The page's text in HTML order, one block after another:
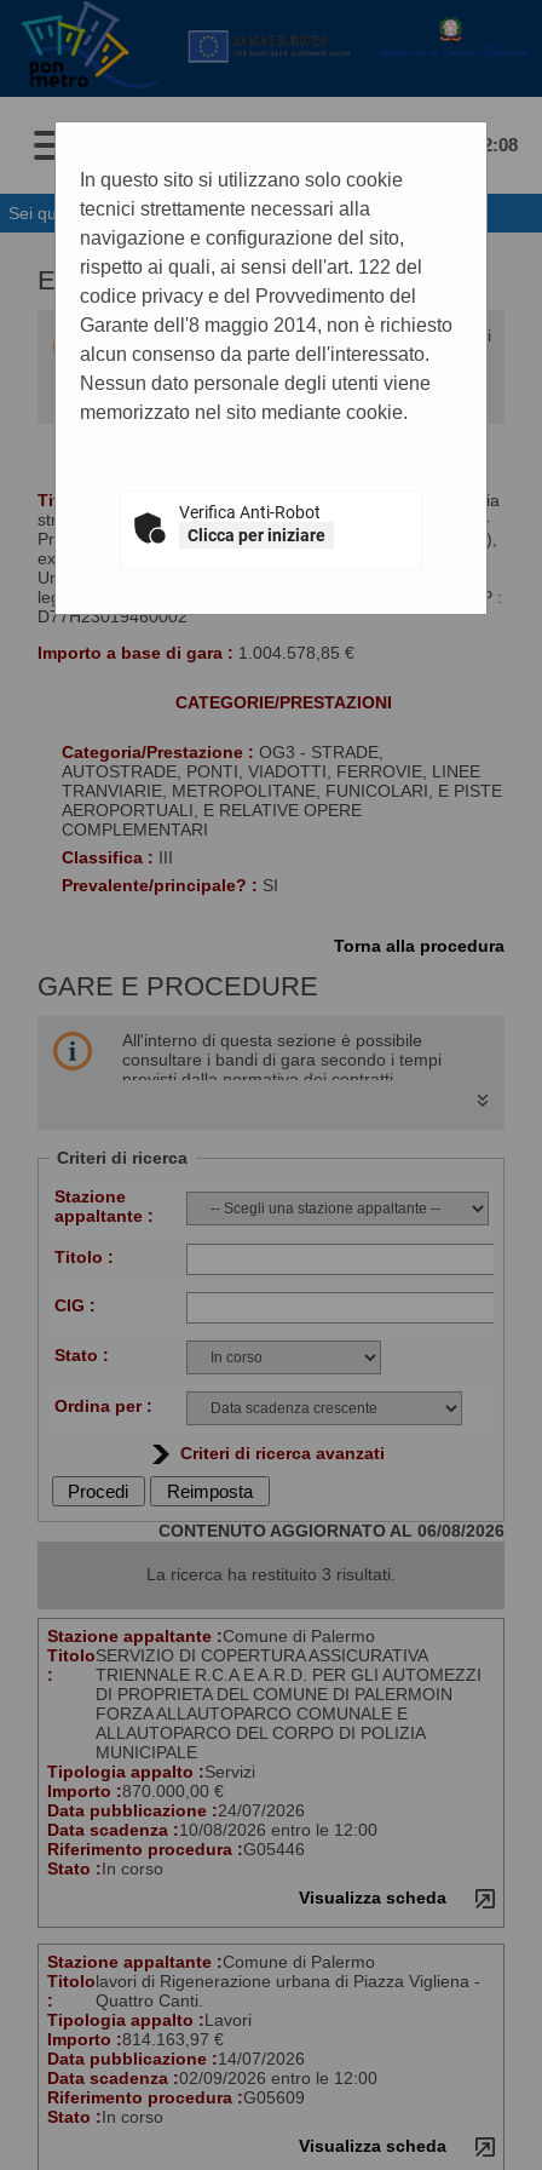
08/08/2026 12:08
Sei qui: Home
In questo sito si utilizzano solo cookie
tecnici strettamente necessari alla
navigazione e configurazione del sito,
rispetto ai quali, ai sensi dell'art. 122 del
codice privacy e del Provvedimento del
Garante dell'8 maggio 2014, non è richiesto
alcun consenso da parte dell'interessato.
Nessun dato personale degli utenti viene
memorizzato nel sito mediante cookie.
Verifica Anti-Robot
Clicca per iniziare
ELENCO LOTTI
Elenco dei lotti della procedura selezionata con i
relativi dati di dettaglio.
Titolo :
Intervento di manutenzione ordinaria e straordinaria
strade e marciapiedi Ambito SPERONE Fondi ex GESCAL -
Programma Integrato di Interventi (ambito San Filippo Neri),
ex art 16 della legge 178/1992 e Programma di Recupero
Urbano (ambito Borgo Nuovo e Sperone) ex art. 11 della
legge 493/1993 - PRU Sperone - CIG : BB48C54A51 - CUP :
D77H23019460002
Importo a base di gara : 1.004.578,85 €
CATEGORIE/PRESTAZIONI
Categoria/Prestazione : OG3 - STRADE,
AUTOSTRADE, PONTI, VIADOTTI, FERROVIE, LINEE
TRANVIARIE, METROPOLITANE, FUNICOLARI, E PISTE
AEROPORTUALI, E RELATIVE OPERE
COMPLEMENTARI
Classifica :
Prevalente/principale? : SI
Torna alla procedura
GARE E PROCEDURE
All'interno di questa sezione è possibile
consultare i bandi di gara secondo i tempi
previsti dalla normativa dei contratti.
Criteri di ricerca
Stazione
appaltante :
Titolo :
CIG :
Stato :
Ordina per :
Criteri di ricerca avanzati
CONTENUTO AGGIORNATO AL 06/08/2026
La ricerca ha restituito 3 risultati.
Stazione appaltante :Comune di Palermo
Titolo
:
SERVIZIO DI COPERTURA ASSICURATIVA
TRIENNALE R.C.A E A.R.D. PER GLI AUTOMEZZI
DI PROPRIETA DEL COMUNE DI PALERMOIN
FORZA ALLAUTOPARCO COMUNALE E
ALLAUTOPARCO DEL CORPO DI POLIZIA
MUNICIPALE
Tipologia appalto :Servizi
Importo :870.000,00 €
Data pubblicazione :24/07/2026
Data scadenza :10/08/2026 entro le 12:00
Riferimento procedura :G05446
Stato :In corso
Visualizza scheda
Stazione appaltante :Comune di Palermo
Titolo
:
lavori di Rigenerazione urbana di Piazza Vigliena -
Quattro Canti.
Tipologia appalto : Lavori
Importo :814.163,97 €
Data pubblicazione :14/07/2026
Data scadenza :02/09/2026 entro le 12:00
Riferimento procedura :G05609
Stato : In corso
Visualizza scheda